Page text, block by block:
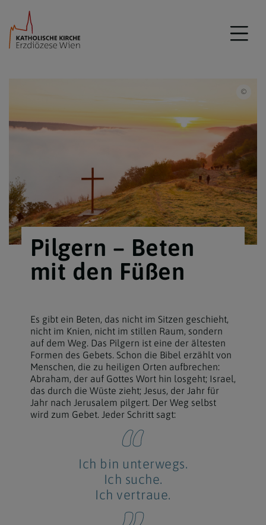
Pilgern – Beten
mit den Füßen
Es gibt ein Beten, das nicht im Sitzen geschieht,
nicht im Knien, nicht im stillen Raum, sondern
auf dem Weg. Das Pilgern ist eine der ältesten
Formen des Gebets. Schon die Bibel erzählt von
Menschen, die zu heiligen Orten aufbrechen:
Abraham, der auf Gottes Wort hin losgeht; Israel,
das durch die Wüste zieht; Jesus, der Jahr für
Jahr nach Jerusalem pilgert. Der Weg selbst
wird zum Gebet. Jeder Schritt sagt:
Ich bin unterwegs.
Ich suche.
Ich vertraue.